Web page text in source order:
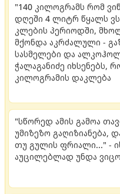
"140 კილოგრამს რომ
დღეში 4 ლიტრ წყალს
კლების პერიოდში,
მქონდა აკრძალული -
სასმელები და
ჭალაგანიძე იხსენებს,
კილოგრამის დაკლება
"სწორედ ამის გამოა
უმიზეზო გაღიზიანება,
თუ გულის ფრიალი..." -
აუცილებლად უნდა